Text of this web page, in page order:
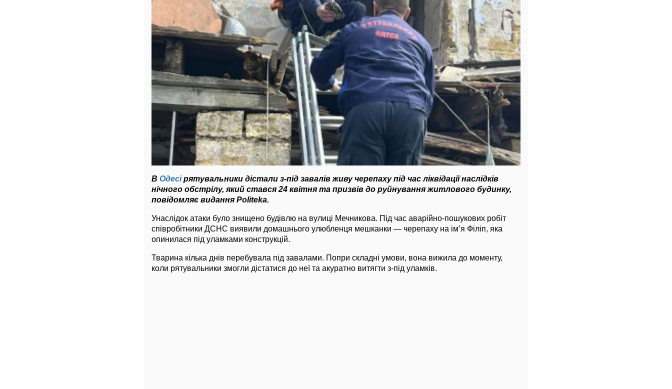
В Одесірятувальники дістали з-під завалів живу черепаху під час ліквідації наслідків
нічного обстрілу, який стався 24 квітня та призвів до руйнування житлового будинку,
повідомляє видання Politeka.
Унаслідок атаки було знищено будівлю на вулиці Мечникова. Під час аварійно-пошукових робіт
співробітники ДСНС виявили домашнього улюбленця мешканки — черепаху на ім’я Філіп, яка
опинилася під уламками конструкцій.
Тварина кілька днів перебувала під завалами. Попри складні умови, вона вижила до моменту,
коли рятувальники змогли дістатися до неї та акуратно витягти з-під уламків.